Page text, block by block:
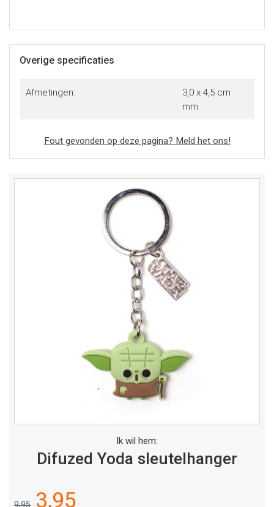
Overige specificaties
Afmetingen:
3,0 x 4,5 cm
mm
Fout gevonden op deze pagina? Meld het ons!
Ik wil hem:
Difuzed Yoda sleutelhanger
9,95 3,95